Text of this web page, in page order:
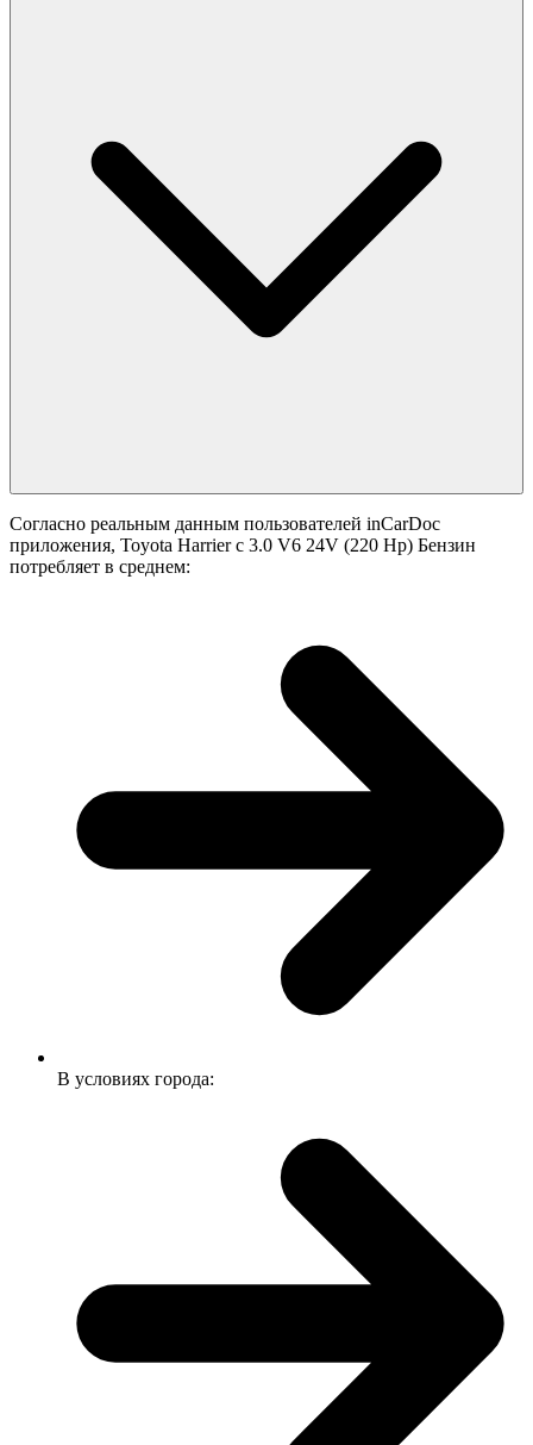
Согласно реальным данным пользователей inCarDoc
приложения, Toyota Harrier с 3.0 V6 24V (220 Hp) Бензин
потребляет в среднем:
В условиях города: